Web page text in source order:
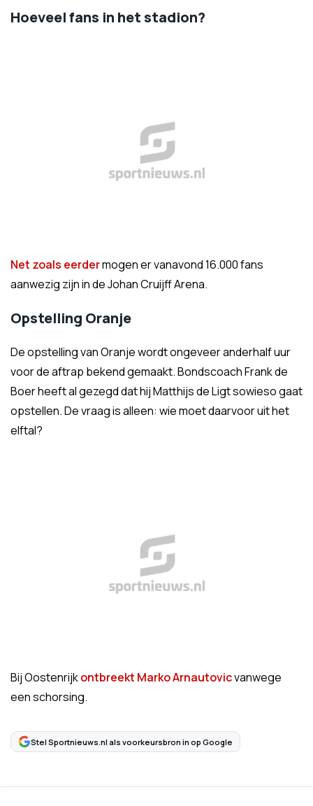
Hoeveel fans in het stadion?
Net zoals eerdermogen er vanavond 16.000 fans
aanwezig zijn in de Johan Cruijff Arena.
Opstelling Oranje
De opstelling van Oranje wordt ongeveer anderhalf uur
voor de aftrap bekend gemaakt. Bondscoach Frank de
Boer heeft al gezegd dat hij Matthijs de Ligt sowieso gaat
opstellen. De vraag is alleen: wie moet daarvoor uit het
elftal?
Bij Oostenrijkontbreekt Marko Arnautovicvanwege
een schorsing.
Stel Sportnieuws.nl als voorkeursbron in op Google